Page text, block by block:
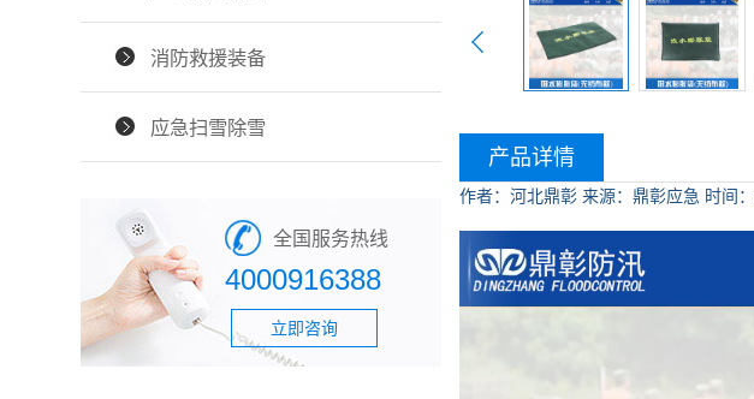
消防救援装备
应急扫雪除雪
全国服务热线
4000916388
立即咨询
产品详情
作者：河北鼎彰 来源：鼎彰应急 时间